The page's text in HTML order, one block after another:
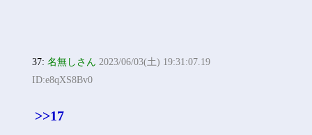
37:名無しさん 2023/06/03(土) 19:31:07.19
ID:e8qXS8Bv0
>>17